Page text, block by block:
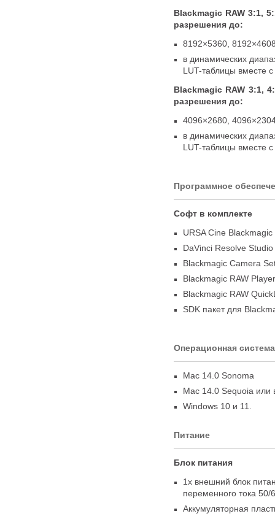
Blackmagic RAW 3:1,
разрешения до:
8192×5360
в динамических
LUT-таблицы вместе
Blackmagic RAW 3:1,
разрешения до:
4096×2680
в динамических
LUT-таблицы вместе
Программное
Софт в комплекте
URSA Cine Blackmagic
DaVinci Resolve
Blackmagic Camera
Blackmagic RAW Player
Blackmagic RAW
SDK пакет для
Операционная система
Mac 14.0 Sonoma
Mac 14.0 Sequoia или
Windows 10 и 11.
Питание
Блок питания
1x внешний блок
переменного тока 50/
Аккумуляторная